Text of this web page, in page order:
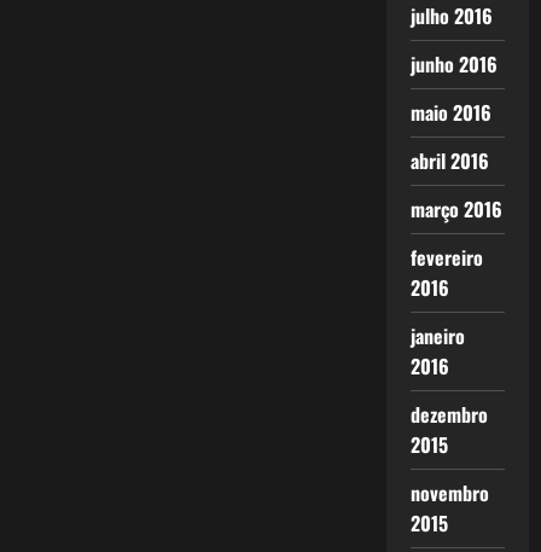
julho 2016
junho 2016
maio 2016
abril 2016
março 2016
fevereiro
2016
janeiro
2016
dezembro
2015
novembro
2015